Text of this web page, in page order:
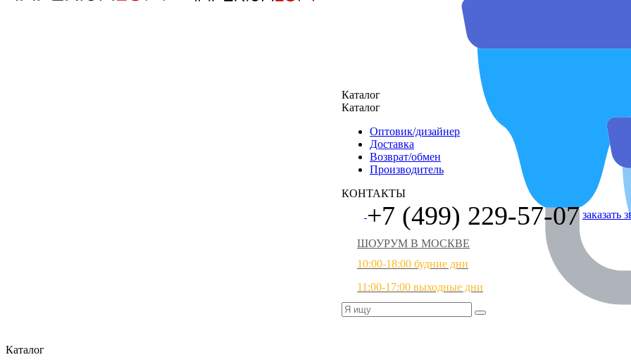
Каталог
Каталог
Оптовик/дизайнер
Доставка
Возврат/обмен
Производитель
КОНТАКТЫ
+7 (499) 229-57-07 заказать
ШОУРУМ В МОСКВЕ
10:00-18:00 будние дни
11:00-17:00 выходные дни
Каталог